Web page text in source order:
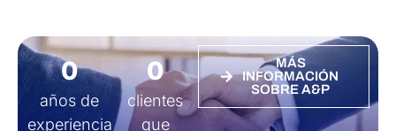
años de
experiencia
0
clientes
que
0
MÁS
INFORMACIÓN
SOBRE A&P